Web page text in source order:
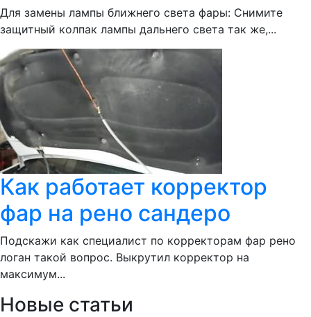
Для замены лампы ближнего света фары: Снимите
защитный колпак лампы дальнего света так же,...
Как работает корректор
фар на рено сандеро
Подскажи как специалист по корректорам фар рено
логан такой вопрос. Выкрутил корректор на
максимум...
Новые статьи